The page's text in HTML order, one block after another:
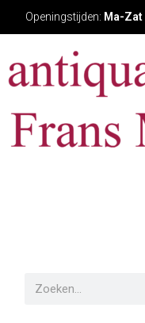
Openingstijden: Ma-Zat